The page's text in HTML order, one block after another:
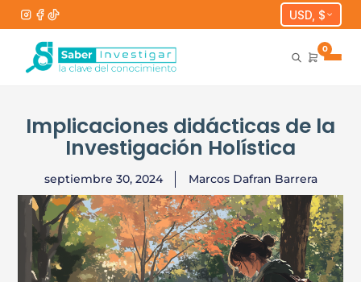
USD, $
0
Implicaciones didácticas de la
Investigación Holística
septiembre 30, 2024 Marcos Dafran Barrera